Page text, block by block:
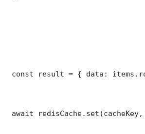
const result = { data:
await